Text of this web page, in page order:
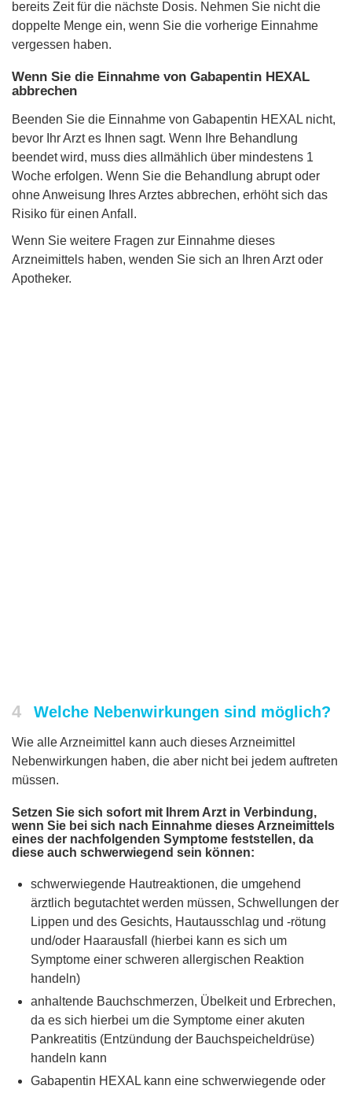
bereits Zeit für die nächste Dosis. Nehmen Sie nicht die
doppelte Menge ein, wenn Sie die vorherige Einnahme
vergessen haben.
Wenn Sie die Einnahme von Gabapentin HEXAL
abbrechen
Beenden Sie die Einnahme von Gabapentin HEXAL nicht,
bevor Ihr Arzt es Ihnen sagt. Wenn Ihre Behandlung
beendet wird, muss dies allmählich über mindestens 1
Woche erfolgen. Wenn Sie die Behandlung abrupt oder
ohne Anweisung Ihres Arztes abbrechen, erhöht sich das
Risiko für einen Anfall.
Wenn Sie weitere Fragen zur Einnahme dieses
Arzneimittels haben, wenden Sie sich an Ihren Arzt oder
Apotheker.
4 Welche Nebenwirkungen sind möglich?
Wie alle Arzneimittel kann auch dieses Arzneimittel
Nebenwirkungen haben, die aber nicht bei jedem auftreten
müssen.
Setzen Sie sich sofort mit Ihrem Arzt in Verbindung,
wenn Sie bei sich nach Einnahme dieses Arzneimittels
eines der nachfolgenden Symptome feststellen, da
diese auch schwerwiegend sein können:
schwerwiegende Hautreaktionen, die umgehend
ärztlich begutachtet werden müssen, Schwellungen der
Lippen und des Gesichts, Hautausschlag und -rötung
und/oder Haarausfall (hierbei kann es sich um
Symptome einer schweren allergischen Reaktion
handeln)
anhaltende Bauchschmerzen, Übelkeit und Erbrechen,
da es sich hierbei um die Symptome einer akuten
Pankreatitis (Entzündung der Bauchspeicheldrüse)
handeln kann
Gabapentin HEXAL kann eine schwerwiegende oder